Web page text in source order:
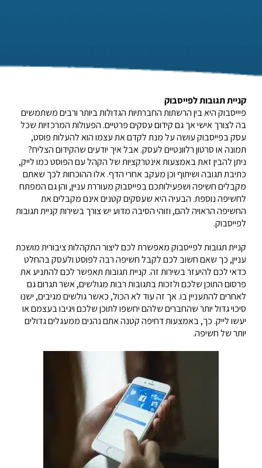
קנייתתגובותלפייסבוק
פיייסבוק היא בין הרשתות החברתיות הגדולות ביותר ורבים משתמשים
בה לצורך אישי אך גם קידום עסקים פרטיים. הפעולות המרכזיות שכל
עסק בפייסבוק עושה על מנת לקדם את עצמו הוא להעלות פוסט,
תמונה או סרטון רלוונטיים לעסק. אבל איך יודעים שהקידום הצליח?
ניתן להבין זאת באמצעות אינטרקציות של הקהל עם הפוסט כמו לייק,
כתיבת תגובה ושיתוף וכן מעקב אחרי הדף. אלו ההוכחות לכך שאתם
מקבלים חשיפה ושפעילותכם בפייסבוק מעוררת עניין, והן גם המפתח
לחשיפה נוספת. הבעיה היא שעסקים קטנים אינם מקבלים את
החשיפה הראויה להם, וזוהי הסיבה מדוע יש צורך בשירות קנייתתגובות
לפייסבוק.
קניית תגובות לפייסבוק מאפשרת לכם ליצור התקהלות ציבורית מושכת
עניין, כך שאם חשוב לכם לקבל חשיפה רבה לפוסט ולעסק בהחלט
כדאי לכם להיעזר בשירות זה. קניית תגובות תאפשר לכם להתניע את
פרסום התוכן שלכם ולזכות בתגובות רבות מגולשים, אשר תגרום גם
לאחרים להתעניין בו. אך זה עוד לא הכול, כאשר גולשים מגיבים, ישנו
סיכוי גדול יותר שהחברים שלהם יחשפו לתוכן שלכם ויגיבו בעצמם או
יעשו לייק. כך, באמצעות דחיפה קטנה אתם נהנים ממעגלים גדולים
יותר של חשיפה.